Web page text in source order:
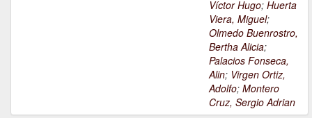
Víctor Hugo; Huerta
Viera, Miguel;
Olmedo Buenrostro,
Bertha Alicia;
Palacios Fonseca,
Alin; Virgen Ortiz,
Adolfo; Montero
Cruz, Sergio Adrian